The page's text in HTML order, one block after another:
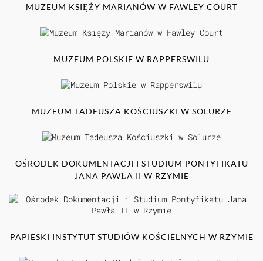
MUZEUM KSIĘŻY MARIANÓW W FAWLEY COURT
MUZEUM POLSKIE W RAPPERSWILU
MUZEUM TADEUSZA KOŚCIUSZKI W SOLURZE
OŚRODEK DOKUMENTACJI I STUDIUM PONTYFIKATU
JANA PAWŁA II W RZYMIE
PAPIESKI INSTYTUT STUDIÓW KOŚCIELNYCH W RZYMIE